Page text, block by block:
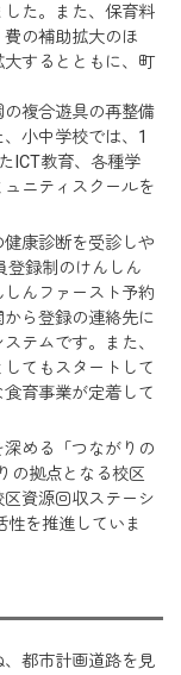
た。また、保育料
の補助拡大のほ
するとともに、町
複合遊具の再整備
小中学校では、1
ICT教育、各種学
ニティスクールを
康診断を受診しや
登録制のけんしん
んファースト予約
ら登録の連絡先に
テムです。また、
てもスタートして
育事業が定着して
める「つながりの
の拠点となる校区
資源回収ステーシ
性を推進していま
都市計画道路を見